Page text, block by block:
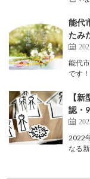
能代
たみ
能代
です
【
認・
2022
なる